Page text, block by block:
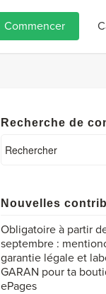
Commencer
Recherche de
Nouvelles
Obligatoire à partir
septembre :
garantie légale et
GARAN pour ta
ePages